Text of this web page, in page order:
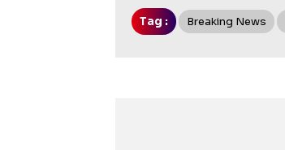
Tag : Breaking News